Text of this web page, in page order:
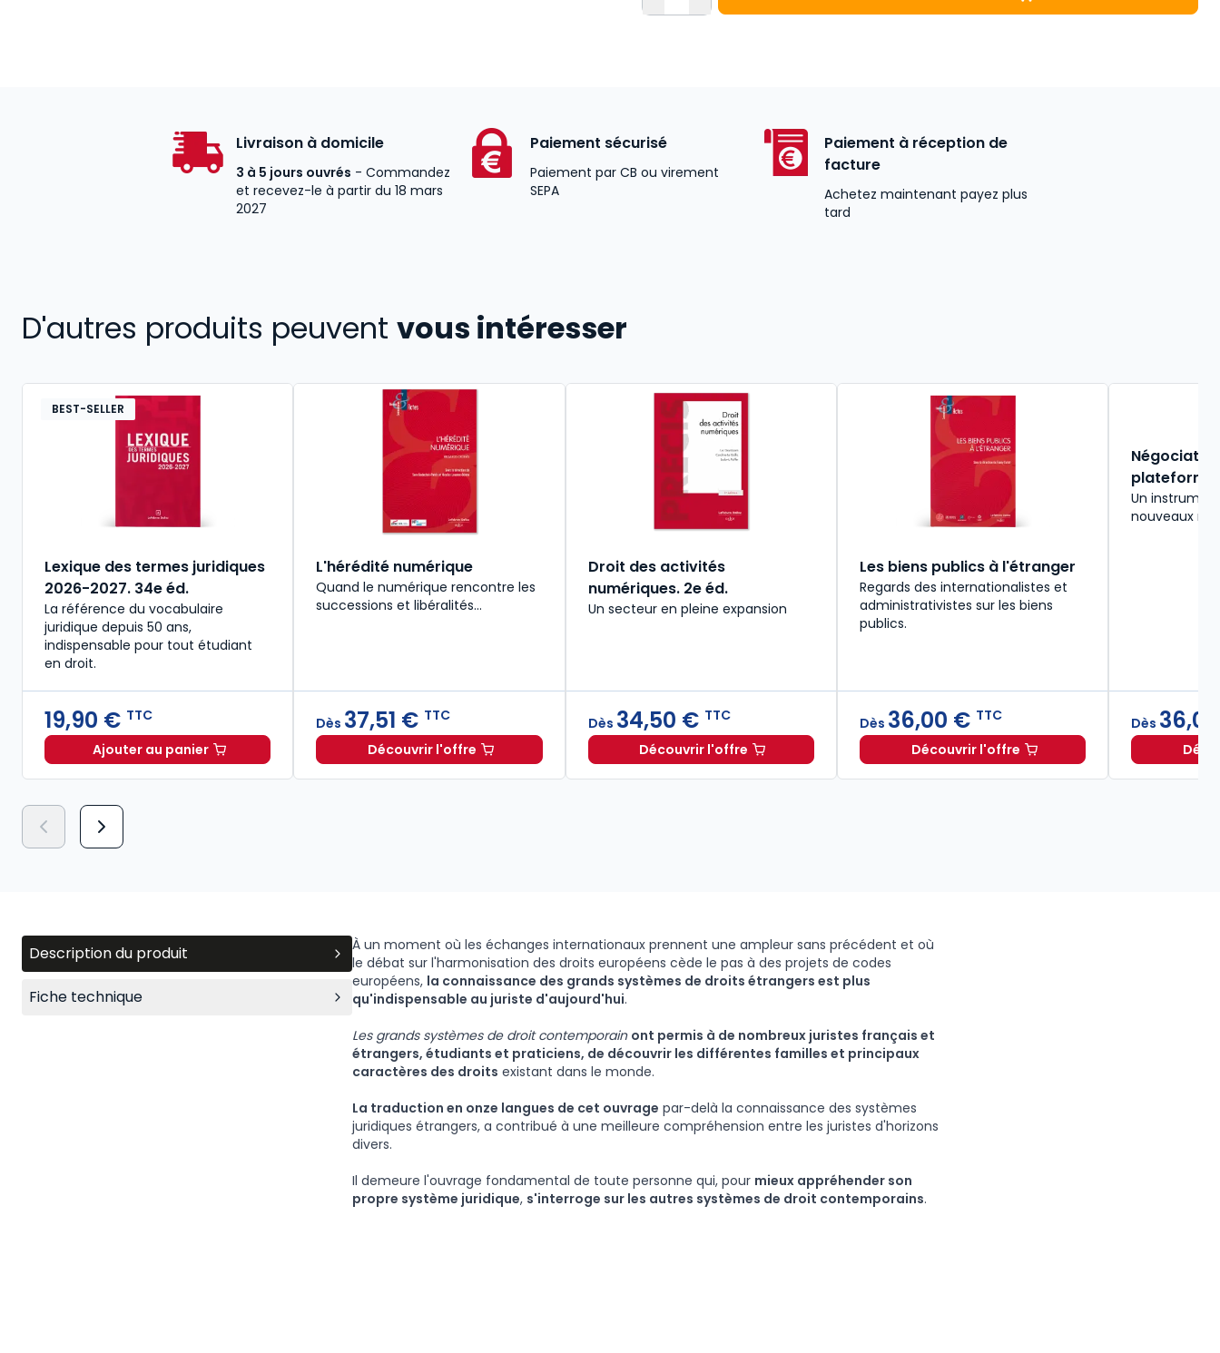
Livraison à domicile
3 à 5 jours ouvrés - Commandez
et recevez-le à partir du 18 mars
2027
Paiement sécurisé
Paiement par CB ou virement
SEPA
Paiement à réception de
facture
Achetez maintenant payez plus
tard
D'autres produits peuvent vous intéresser
BEST-SELLER
Lexique des termes juridiques
2026-2027. 34e éd.
La référence du vocabulaire
juridique depuis 50 ans,
indispensable pour tout étudiant
en droit.​
19,90 € TTC
Ajouter au panierLexique des termes juridiques 2026-2027. 34e éd. à 19,90 € TTC
L'hérédité numérique
Quand le numérique rencontre les
successions et libéralités...
Dès 37,51 € TTC
Découvrir l'offreL'hérédité numérique à partir deDès37,51 €TTC
Droit des activités
numériques. 2e éd.
Un secteur en pleine expansion
Dès 34,50 € TTC
Découvrir l'offreDroit des activités numériques. 2e éd. à partir deDès 34,50 € TTC
Les biens publics à l'étranger
Regards des internationalistes et
administrativistes sur les biens
publics.
Dès 36,00 € TTC
Découvrir l'offreLes biens publics à l'étranger à
Un
nouveaux
Dès
Description du produit
Fiche technique
À un moment où les échanges internationaux prennent une ampleur sans précédent et où
le débat sur l'harmonisation des droits européens cède le pas à des projets de codes
européens, la connaissance des grands systèmes de droits étrangers est plus
qu'indispensable au juriste d'aujourd'hui.
Les grands systèmes de droit contemporain ont permis à de nombreux juristes français et
étrangers, étudiants et praticiens, de découvrir les différentes familles et principaux
caractères des droits existant dans le monde.
La traduction en onze langues de cet ouvrage par-delà la connaissance des systèmes
juridiques étrangers, a contribué à une meilleure compréhension entre les juristes d'horizons
divers.
Il demeure l'ouvrage fondamental de toute personne qui, pour mieux appréhender son
propre système juridique, s'interroge sur les autres systèmes de droit contemporains.